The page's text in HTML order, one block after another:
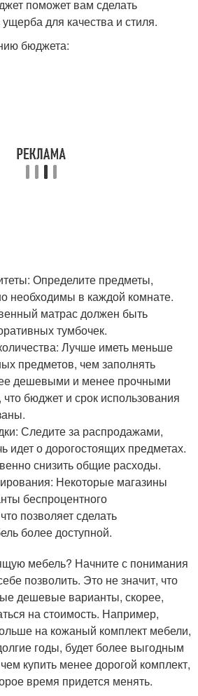
поможет вам сделать
для качества и стиля.
бюджета:
Определите предметы,
необходимы в каждой комнате.
матрас должен быть
тумбочек.
Лучше иметь меньше
предметов, чем заполнять
дешевыми и менее прочными
бюджет и срок использования
Следите за распродажами,
идет о дорогостоящих предметах.
снизить общие расходы.
Некоторые магазины
беспроцентного
позволяет сделать
более доступной.
мебель? Начните с понимания
позволить. Это не значит, что
дешевые варианты, скорее,
на стоимость. Например,
на кожаный комплект мебели,
годы, будет более выгодным
купить менее дорогой комплект,
время придется менять.